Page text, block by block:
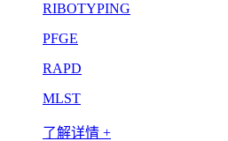
RIBOTYPING
PFGE
RAPD
MLST
了解详情 +